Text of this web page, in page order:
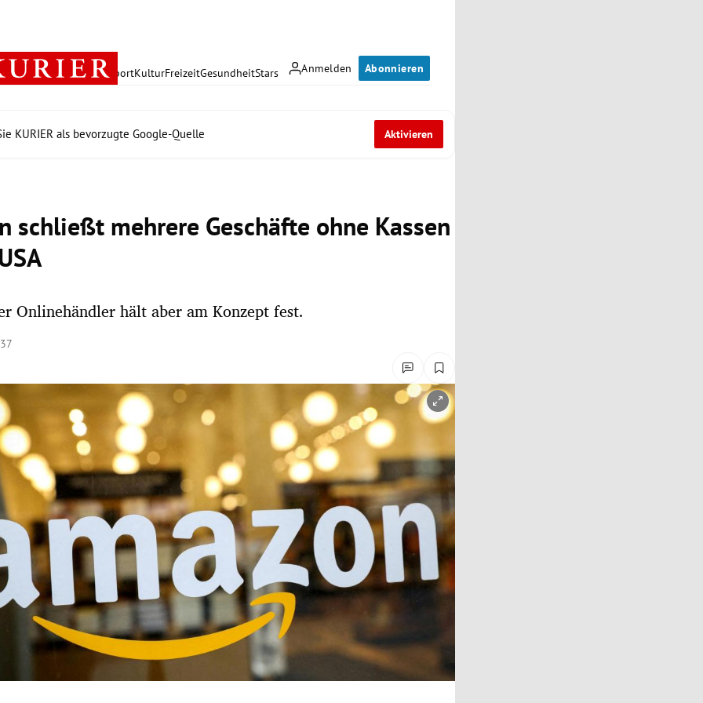
Anmelden Abonnieren
PolitikWirtschaft SportKulturFreizeitGesundheitStars
KURIER als bevorzugte Google-Quelle Aktivieren
schließt mehrere Geschäfte ohne Kassen
Onlinehändler hält aber am Konzept fest.
öffnen/schließen